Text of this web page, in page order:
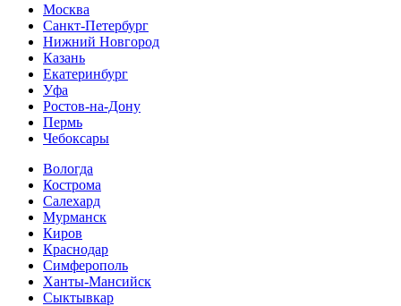
Москва
Санкт-Петербург
Нижний Новгород
Казань
Екатеринбург
Уфа
Ростов-на-Дону
Пермь
Чебоксары
Вологда
Кострома
Салехард
Мурманск
Киров
Краснодар
Симферополь
Ханты-Мансийск
Сыктывкар